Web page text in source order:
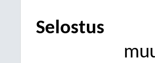
Selostus